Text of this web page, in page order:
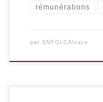
rémunérations
par SNFOLCAlsace